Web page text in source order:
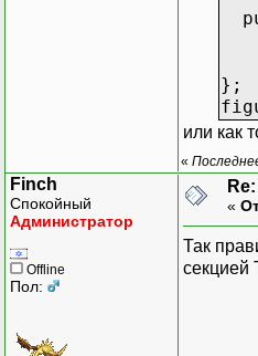
};
или как
«
Finch
Спокойный
Администратор
Offline
Пол:
«
Так
секцией